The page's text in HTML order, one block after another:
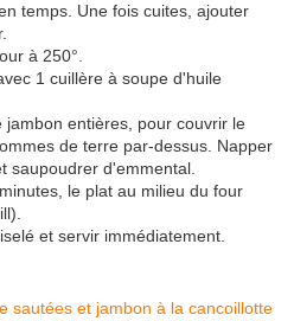
temps. Une fois cuites, ajouter
à 250°.
1 cuillère à soupe d'huile
jambon entières, pour couvrir le
de terre par-dessus. Napper
saupoudrer d'emmental.
le plat au milieu du four
et servir immédiatement.